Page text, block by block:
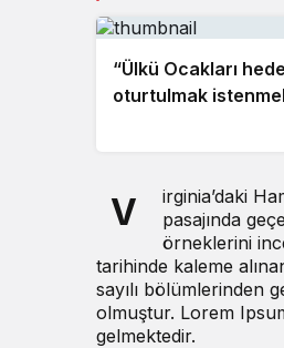
“Ülkü Ocakları
oturtulmak
V
irginia’daki
pasajında
örneklerini
tarihinde kaleme
sayılı bölümlerinden
olmuştur. Lorem
gelmektedir.